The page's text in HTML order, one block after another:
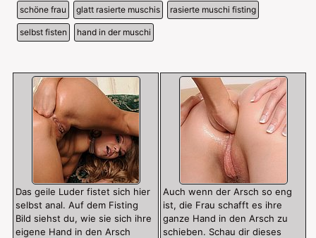
schöne frau glatt rasierte muschis rasierte muschi fisting
selbst fisten hand in der muschi
Das geile Luder fistet sich hier
selbst anal. Auf dem Fisting
Bild siehst du, wie sie sich ihre
eigene Hand in den Arsch
Auch wenn der Arsch so eng
ist, die Frau schafft es ihre
ganze Hand in den Arsch zu
schieben. Schau dir dieses